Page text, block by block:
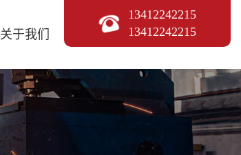
关于我们
13412242215
13412242215